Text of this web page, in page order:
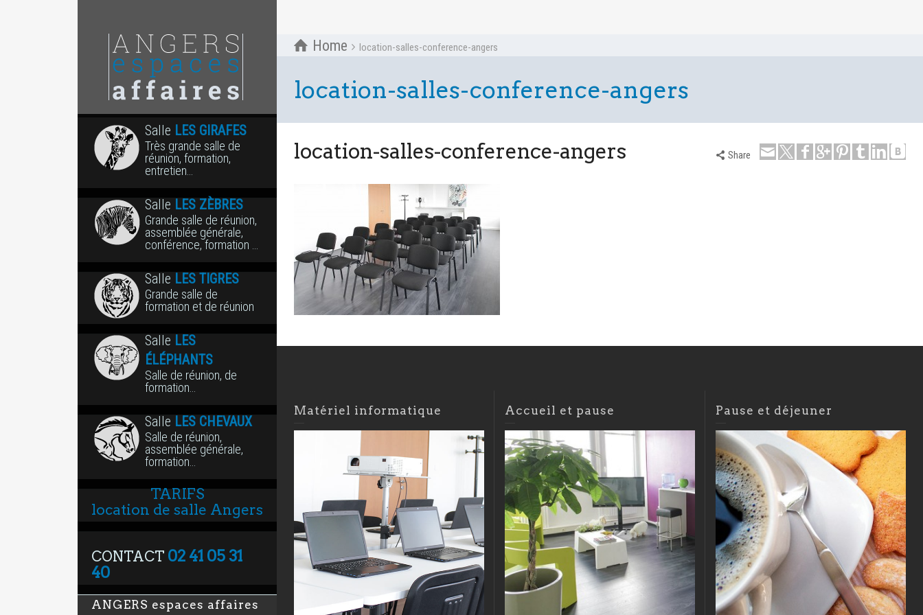
Salle LES GIRAFES
Très grande salle de
réunion, formation,
entretien…
Salle LES ZÈBRES
Grande salle de réunion,
assemblée générale,
conférence, formation …
Salle LES TIGRES
Grande salle de
formation et de réunion
Salle LES
ÉLÉPHANTS
Salle de réunion, de
formation…
Salle LES CHEVAUX
Salle de réunion,
assemblée générale,
formation…
TARIFS
location de salle Angers
CONTACT 02 41 05 31
40
ANGERS espaces affaires
Home location-salles-conference-angers
location-salles-conference-angers
location-salles-conference-angers Share
Matériel informatique Accueil et pause Pause et déjeuner